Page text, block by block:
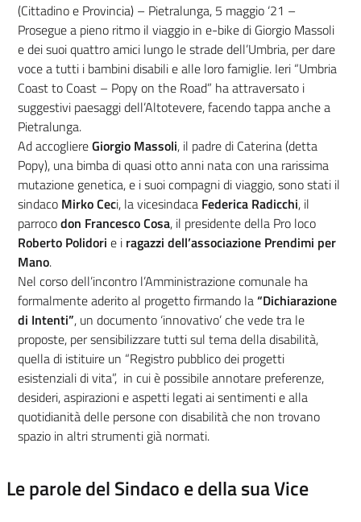
(Cittadino e Provincia) – Pietralunga, 5 maggio ‘21 –
Prosegue a pieno ritmo il viaggio in e-bike di Giorgio Massoli
e dei suoi quattro amici lungo le strade dell’Umbria, per dare
voce a tutti i bambini disabili e alle loro famiglie. Ieri “Umbria
Coast to Coast – Popy on the Road” ha attraversato i
suggestivi paesaggi dell’Altotevere, facendo tappa anche a
Pietralunga.
Ad accogliereGiorgio Massoli, il padre di Caterina (detta
Popy), una bimba di quasi otto anni nata con una rarissima
mutazione genetica, e i suoi compagni di viaggio, sono stati il
sindaco Mirko Ceci, la vicesindaca Federica Radicchi, il
parrocodon Francesco Cosa, il presidente della Pro loco
Roberto Polidori e i ragazzi dell’associazione Prendimi per
Mano.
Nel corso dell’incontro l’Amministrazione comunale ha
formalmente aderito al progetto firmando la“Dichiarazione
di Intenti”, un documento ‘innovativo’ che vede tra le
proposte, per sensibilizzare tutti sul tema della disabilità,
quella di istituire un “Registro pubblico dei progetti
esistenziali di vita”, in cui è possibile annotare preferenze,
desideri, aspirazioni e aspetti legati ai sentimenti e alla
quotidianità delle persone con disabilità che non trovano
spazio in altri strumenti già normati.
Le parole del Sindaco e della sua Vice